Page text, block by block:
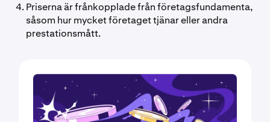
Priserna är frånkopplade från företagsfundamenta,
såsom hur mycket företaget tjänar eller andra
prestationsmått.